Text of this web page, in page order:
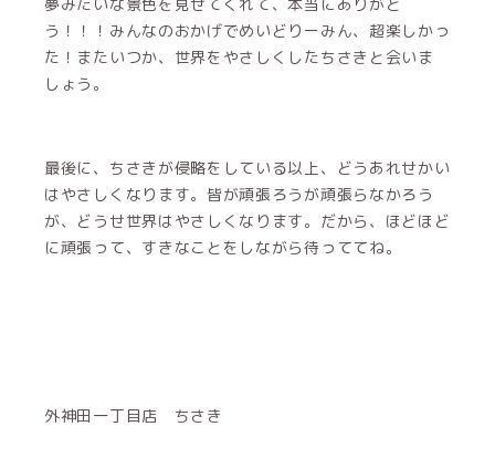
う！！！みんなのおかげでめいどりーみん、超楽しかっ
た！またいつか、世界をやさしくしたちさきと会いま
しょう。
最後に、ちさきが侵略をしている以上、どうあれせかい
はやさしくなります。皆が頑張ろうが頑張らなかろう
が、どうせ世界はやさしくなります。だから、ほどほど
に頑張って、すきなことをしながら待っててね。
外神田一丁目店 ちさき